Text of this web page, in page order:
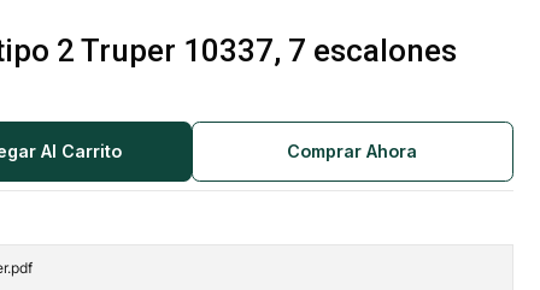
2 Truper 10337, 7 escalones
Al Carrito Comprar Ahora